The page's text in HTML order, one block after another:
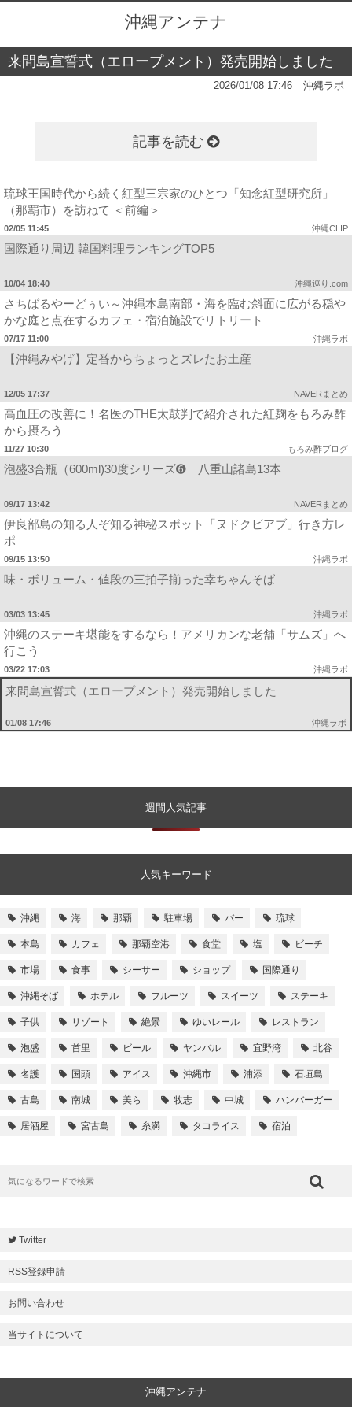
沖縄アンテナ
来間島宣誓式（エロープメント）発売開始しました
2026/01/08 17:46 沖縄ラボ
記事を読む
琉球王国時代から続く紅型三宗家のひとつ「知念紅型研究所」
（那覇市）を訪ねて ＜前編＞
02/05 11:45 沖縄CLIP
国際通り周辺 韓国料理ランキングTOP5
10/04 18:40 沖縄巡り.com
さちばるやーどぅい～沖縄本島南部・海を臨む斜面に広がる穏や
かな庭と点在するカフェ・宿泊施設でリトリート
07/17 11:00 沖縄ラボ
【沖縄みやげ】定番からちょっとズレたお土産
12/05 17:37 NAVERまとめ
高血圧の改善に！名医のTHE太鼓判で紹介された紅麹をもろみ酢
から摂ろう
11/27 10:30 もろみ酢ブログ
泡盛3合瓶（600ml)30度シリーズ➏ 八重山諸島13本
09/17 13:42 NAVERまとめ
伊良部島の知る人ぞ知る神秘スポット「ヌドクビアブ」行き方レ
ポ
09/15 13:50 沖縄ラボ
味・ボリューム・値段の三拍子揃った幸ちゃんそば
03/03 13:45 沖縄ラボ
沖縄のステーキ堪能をするなら！アメリカンな老舗「サムズ」へ
行こう
03/22 17:03 沖縄ラボ
来間島宣誓式（エロープメント）発売開始しました
01/08 17:46 沖縄ラボ
週間人気記事
人気キーワード
沖縄 海 那覇 駐車場 バー 琉球
本島 カフェ 那覇空港 食堂 塩 ビーチ
市場 食事 シーサー ショップ 国際通り
沖縄そば ホテル フルーツ スイーツ ステーキ
子供 リゾート 絶景 ゆいレール レストラン
泡盛 首里 ビール ヤンバル 宜野湾 北谷
名護 国頭 アイス 沖縄市 浦添 石垣島
古島 南城 美ら 牧志 中城 ハンバーガー
居酒屋 宮古島 糸満 タコライス 宿泊
Twitter
RSS登録申請
お問い合わせ
当サイトについて
沖縄アンテナ